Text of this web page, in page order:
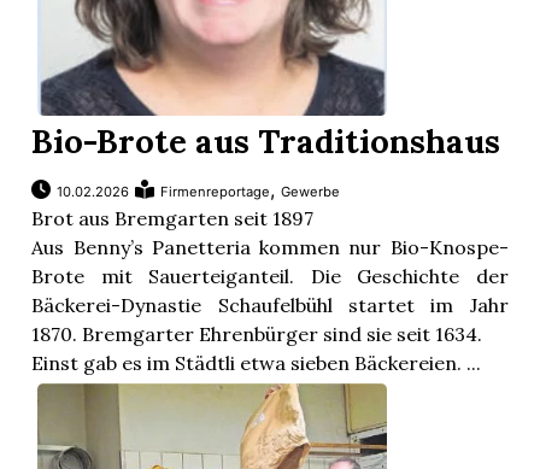
Bio-Brote aus Traditionshaus
10.02.2026 Firmenreportage,Gewerbe
Brot aus Bremgarten seit 1897
Aus Benny’s Panetteria kommen nur Bio-Knospe-
Brote mit Sauerteiganteil. Die Geschichte der
Bäckerei-Dynastie Schaufelbühl startet im Jahr
1870. Bremgarter Ehrenbürger sind sie seit 1634.
Einst gab es im Städtli etwa sieben Bäckereien. ...